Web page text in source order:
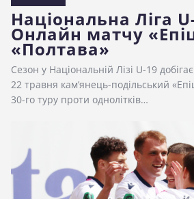
Національна Ліга
Онлайн матчу
«Полтава»
Сезон у Національній Лізі U-19
22 травня кам’янець-подільський
30-го туру проти однолітків…